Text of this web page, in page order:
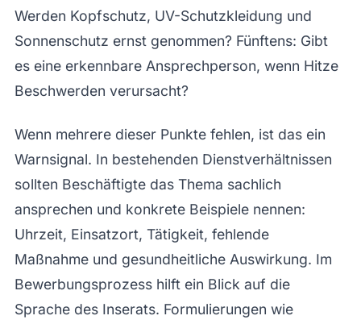
Werden Kopfschutz, UV-Schutzkleidung und
Sonnenschutz ernst genommen? Fünftens: Gibt
es eine erkennbare Ansprechperson, wenn Hitze
Beschwerden verursacht?
Wenn mehrere dieser Punkte fehlen, ist das ein
Warnsignal. In bestehenden Dienstverhältnissen
sollten Beschäftigte das Thema sachlich
ansprechen und konkrete Beispiele nennen:
Uhrzeit, Einsatzort, Tätigkeit, fehlende
Maßnahme und gesundheitliche Auswirkung. Im
Bewerbungsprozess hilft ein Blick auf die
Sprache des Inserats. Formulierungen wie